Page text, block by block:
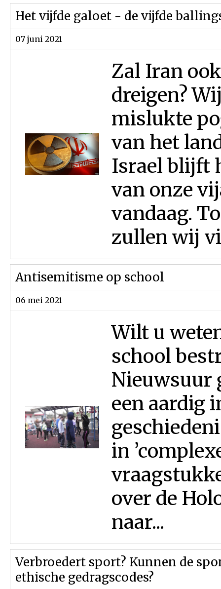
Het vijfde galoet - de vijfde
07 juni 2021
Zal Iran
dreigen?
mislukte
van het
Israel blijft
van onze
vandaag.
zullen wij
Antisemitisme op school
06 mei 2021
Wilt u
school
Nieuwsuur
een aardig
in
over de
naar...
Verbroedert sport? Kunnen de
ethische gedragscodes?